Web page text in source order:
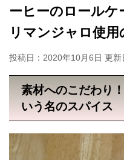
ーヒーのロールケ
リマンジャロ使
投稿日：2020年10月6日 更新
素材へのこだわり
いう名のスパイス